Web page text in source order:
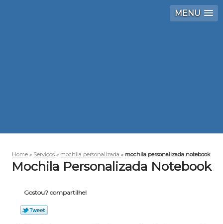
MENU
Home » Serviços» mochila personalizada» mochila personalizada notebook
Mochila Personalizada Notebook
Gostou? compartilhe!